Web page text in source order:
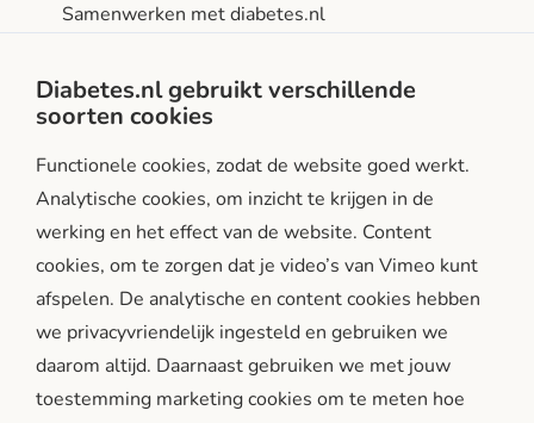
Samenwerken met diabetes.nl
diabetes.nl is een initiatief van:
Diabetes.nl gebruikt verschillende
soorten cookies
Functionele cookies, zodat de website goed werkt.
Analytische cookies, om inzicht te krijgen in de
werking en het effect van de website. Content
cookies, om te zorgen dat je video’s van Vimeo kunt
afspelen. De analytische en content cookies hebben
we privacyvriendelijk ingesteld en gebruiken we
daarom altijd. Daarnaast gebruiken we met jouw
toestemming marketing cookies om te meten hoe